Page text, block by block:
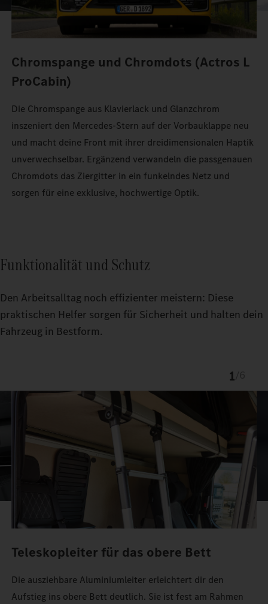
Chromspange und Chromdots (Actros L
ProCabin)
Die Chromspange aus Klavierlack und Glanzchrom
inszeniert den Mercedes‑Stern auf der Vorbauklappe neu
und macht deine Front mit ihrer dreidimensionalen Haptik
unverwechselbar. Ergänzend verwandeln die passgenauen
Chromdots das Ziergitter in ein funkelndes Netz und
sorgen für eine exklusive, hochwertige Optik.
Funktionalität und Schutz
Den Arbeitsalltag noch effizienter meistern: Diese
praktischen Helfer sorgen für Sicherheit und halten dein
Fahrzeug in Bestform.
1
Teleskopleiter für das obere Bett
Die ausziehbare Aluminiumleiter erleichtert dir den
Aufstieg ins obere Bett deutlich. Sie ist fest am Rahmen